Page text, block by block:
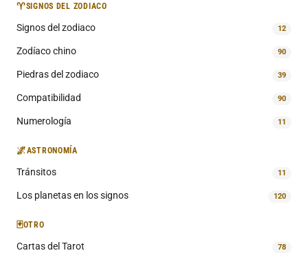
♈SIGNOS DEL ZODIACO
Signos del zodiaco 12
Zodíaco chino 90
Piedras del zodiaco 39
Compatibilidad 90
Numerología 11
🌌ASTRONOMÍA
Tránsitos 11
Los planetas en los signos 120
🃏OTRO
Cartas del Tarot 78